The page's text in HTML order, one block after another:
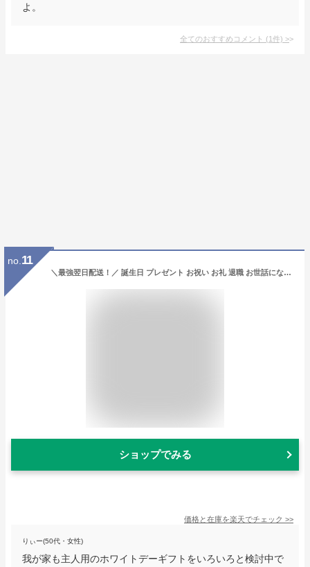
よ。
全てのおすすめコメント (1件) >
no. 11
＼最強翌日配送！／ 誕生日 プレゼント お祝い お礼 退職 お世話になりました プチギフト バウムクーヘン デコバウム ギフト プレゼント スイーツ お菓子 洋菓子 焼き菓子 お取り寄せ 個包装 いちご チョコレート かわいい おしゃれ 最強翌日配送 おいもや
ショップでみる
価格と在庫を楽天でチェック >>
りぃー(50代・女性)
我が家も主人用のホワイトデーギフトをいろいろと検討中で